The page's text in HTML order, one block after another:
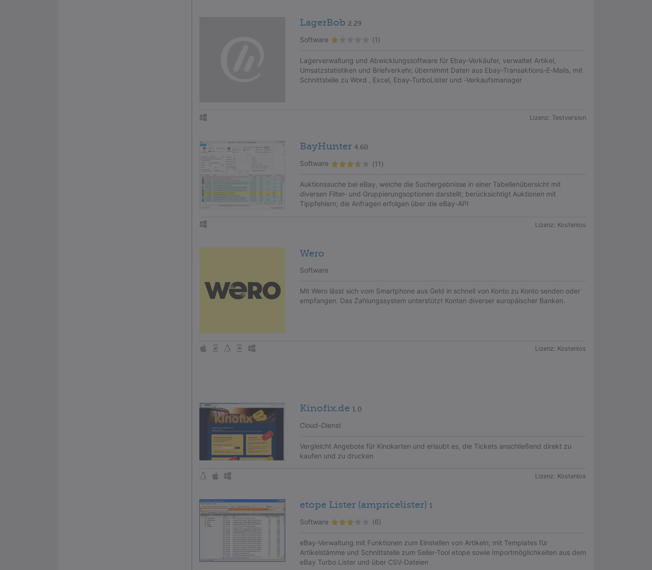
LagerBob 2.29
Software (1)
Lagerverwaltung und Abwicklungssoftware für Ebay-Verkäufer, verwaltet Artikel,
Umsatzstatistiken und Briefverkehr, übernimmt Daten aus Ebay-Transaktions-E-Mails, mit
Schnittstelle zu Word , Excel, Ebay-TurboLister und -Verkaufsmanager
Lizenz: Testversion
BayHunter 4.60
Software (11)
Auktionssuche bei eBay, welche die Suchergebnisse in einer Tabellenübersicht mit
diversen Filter- und Gruppierungsoptionen darstellt; berücksichtigt Auktionen mit
Tippfehlern; die Anfragen erfolgen über die eBay-API
Lizenz: Kostenlos
Wero
Software
Mit Wero lässt sich vom Smartphone aus Geld in schnell von Konto zu Konto senden oder
empfangen. Das Zahlungssystem unterstützt Konten diverser europäischer Banken.
Lizenz: Kostenlos
Kinofix.de 1.0
Cloud-Dienst
Vergleicht Angebote für Kinokarten und erlaubt es, die Tickets anschließend direkt zu
kaufen und zu drucken
Lizenz: Kostenlos
etope Lister (ampricelister) 1
Software (6)
eBay-Verwaltung mit Funktionen zum Einstellen von Artikeln; mit Templates für
Artikelstämme und Schnittstelle zum Seller-Tool etope sowie Importmöglichkeiten aus dem
eBay Turbo Lister und über CSV-Dateien